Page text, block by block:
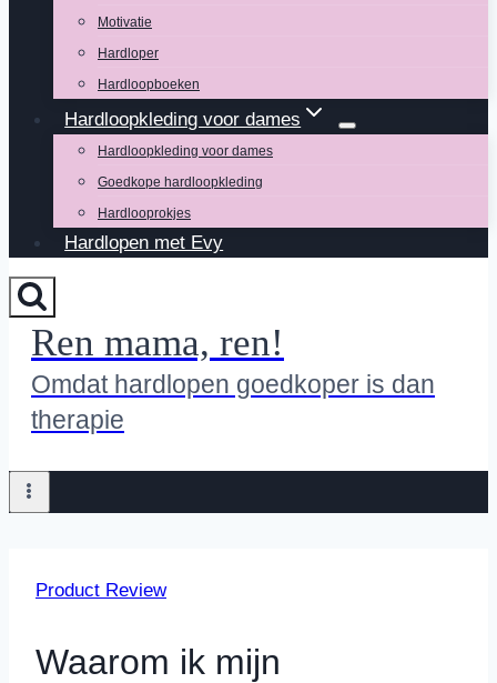
Motivatie
Hardloper
Hardloopboeken
Hardloopkleding voor dames
Hardloopkleding voor dames
Goedkope hardloopkleding
Hardlooprokjes
Hardlopen met Evy
Ren mama, ren!
Omdat hardlopen goedkoper is dan
therapie
Product Review
Waarom ik mijn